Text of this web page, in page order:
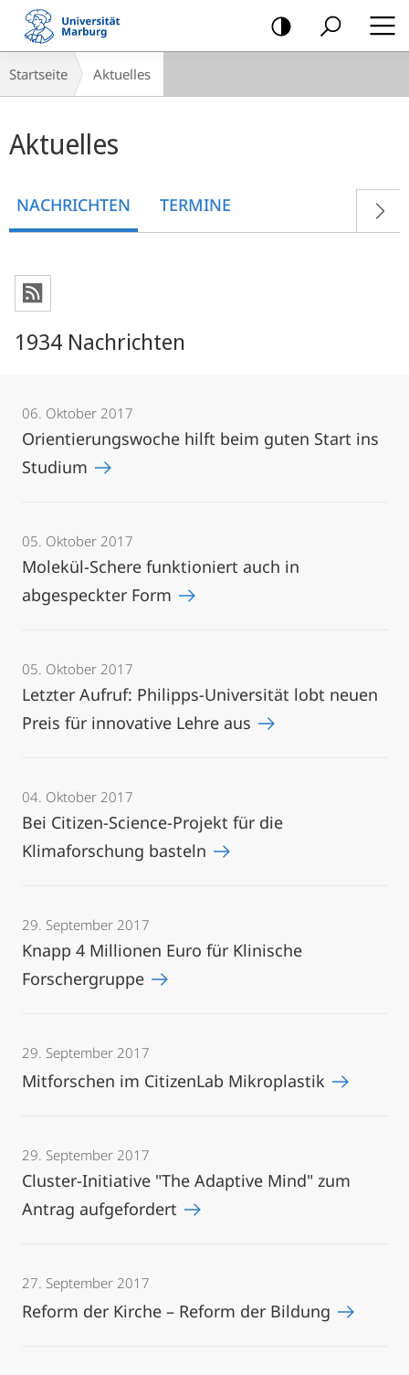
Mobile-
Navigation
Breadcrumb-
Navigation
Startseite Aktuelles
Aktuelles
NACHRICHTEN TERMINE
1934 Nachrichten
06. Oktober 2017
Orientierungswoche hilft beim guten Start ins
Studium
05. Oktober 2017
Molekül-Schere funktioniert auch in
abgespeckter Form
05. Oktober 2017
Letzter Aufruf: Philipps-Universität lobt neuen
Preis für innovative Lehre aus
04. Oktober 2017
Bei Citizen-Science-Projekt für die
Klimaforschung basteln
29. September 2017
Knapp 4 Millionen Euro für Klinische
Forschergruppe
29. September 2017
Mitforschen im CitizenLab Mikroplastik
29. September 2017
Cluster-Initiative "The Adaptive Mind" zum
Antrag aufgefordert
27. September 2017
Reform der Kirche – Reform der Bildung